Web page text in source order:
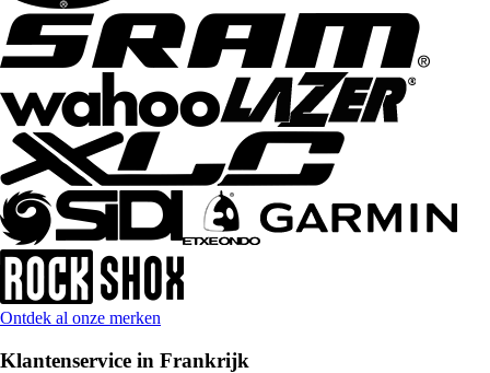
Ontdek al onze merken
Klantenservice in Frankrijk